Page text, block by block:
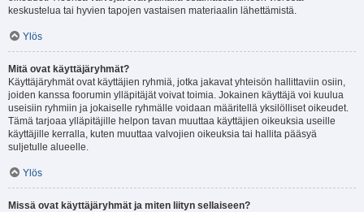
keskustelua tai hyvien tapojen vastaisen materiaalin lähettämistä.
Ylös
Mitä ovat käyttäjäryhmät?
Käyttäjäryhmät ovat käyttäjien ryhmiä, jotka jakavat yhteisön hallittaviin osiin,
joiden kanssa foorumin ylläpitäjät voivat toimia. Jokainen käyttäjä voi kuulua
useisiin ryhmiin ja jokaiselle ryhmälle voidaan määritellä yksilölliset oikeudet.
Tämä tarjoaa ylläpitäjille helpon tavan muuttaa käyttäjien oikeuksia useille
käyttäjille kerralla, kuten muuttaa valvojien oikeuksia tai hallita pääsyä
suljetulle alueelle.
Ylös
Missä ovat käyttäjäryhmät ja miten liityn sellaiseen?